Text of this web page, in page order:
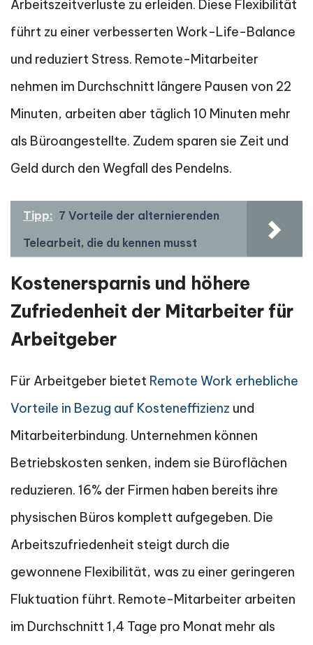
Arbeitszeitverluste zu erleiden. Diese Flexibilität
führt zu einer verbesserten Work-Life-Balance
und reduziert Stress. Remote-Mitarbeiter
nehmen im Durchschnitt längere Pausen von 22
Minuten, arbeiten aber täglich 10 Minuten mehr
als Büroangestellte. Zudem sparen sie Zeit und
Geld durch den Wegfall des Pendelns.
Tipp: 7 Vorteile der alternierenden
Telearbeit, die du kennen musst
Kostenersparnis und höhere
Zufriedenheit der Mitarbeiter für
Arbeitgeber
Für Arbeitgeber bietet Remote Work erhebliche
Vorteile in Bezug auf Kosteneffizienz und
Mitarbeiterbindung. Unternehmen können
Betriebskosten senken, indem sie Büroflächen
reduzieren. 16% der Firmen haben bereits ihre
physischen Büros komplett aufgegeben. Die
Arbeitszufriedenheit steigt durch die
gewonnene Flexibilität, was zu einer geringeren
Fluktuation führt. Remote-Mitarbeiter arbeiten
im Durchschnitt 1,4 Tage pro Monat mehr als